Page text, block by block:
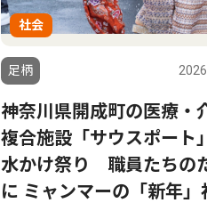
社会
足柄
神奈川県開成町の医療・
複合施設「サウスポート
水かけ祭り 職員たちの
に ミャンマーの「新年」